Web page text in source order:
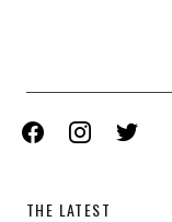
facebook instagramtwitter
THE LATEST